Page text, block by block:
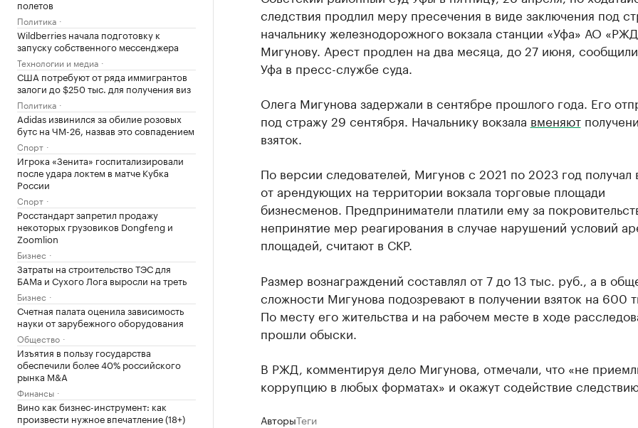
полетов
Политика
Wildberries начала подготовку к
запуску собственного мессенджера
Технологии и медиа
США потребуют от ряда иммигрантов
залоги до $250 тыс. для получения виз
Политика
Adidas извинился за обилие розовых
бутс на ЧМ-26, назвав это совпадением
Спорт
Игрока «Зенита» госпитализировали
после удара локтем в матче Кубка
России
Спорт
Росстандарт запретил продажу
некоторых грузовиков Dongfeng и
Zoomlion
Бизнес
Затраты на строительство ТЭС для
БАМа и Сухого Лога выросли на треть
Бизнес
Счетная палата оценила зависимость
науки от зарубежного оборудования
Общество
Изъятия в пользу государства
обеспечили более 40% российского
рынка M&A
Финансы
Вино как бизнес-инструмент: как
произвести нужное впечатление (18+)
следствия продлил меру пресечения в виде заключения под
начальнику железнодорожного вокзала станции «Уфа» АО
Мигунову. Арест продлен на два месяца, до 27 июня,
Уфа в пресс-службе суда.
Олега Мигунова задержали в сентябре прошлого года. Его
под стражу 29 сентября. Начальнику вокзала вменяют
взяток.
По версии следователей, Мигунов с 2021 по 2023 год получал
от арендующих на территории вокзала торговые площади
бизнесменов. Предприниматели платили ему за
непринятие мер реагирования в случае нарушений условий
площадей, считают в СКР.
Размер вознаграждений составлял от 7 до 13 тыс. руб., а в
сложности Мигунова подозревают в получении взяток на 600
По месту его жительства и на рабочем месте в ходе
прошли обыски.
В РЖД, комментируя дело Мигунова, отмечали, что «не
коррупцию в любых форматах» и окажут содействие
АвторыТеги